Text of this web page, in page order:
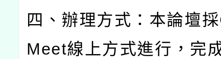
四、辦理方式：本論壇採
Meet線上方式進行，完